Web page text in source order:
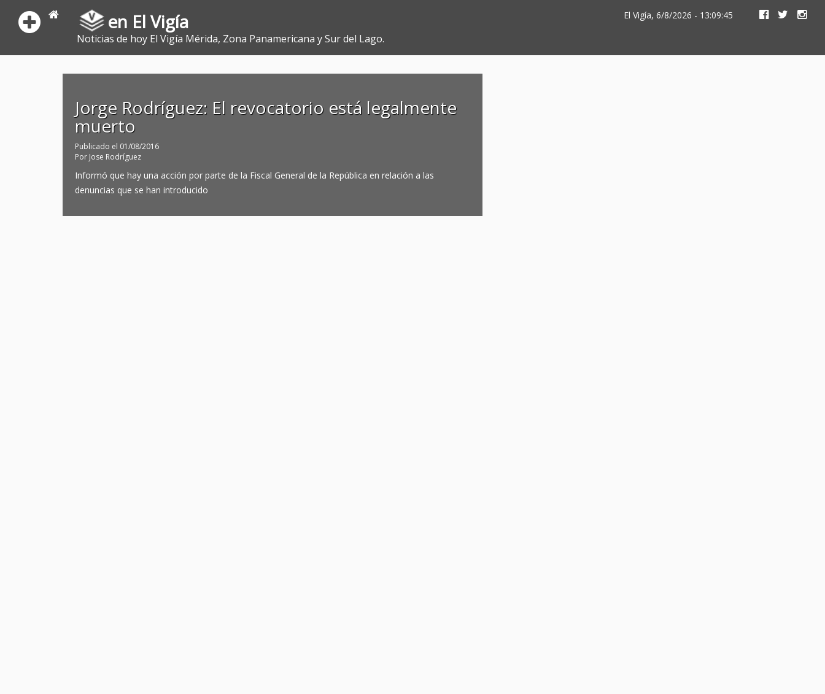
en El Vigía
Noticias de hoy El Vigía Mérida, Zona Panamericana y Sur del Lago.
El Vigía, 6/8/2026 - 13:09:45
Jorge Rodríguez: El revocatorio está legalmente
muerto
Publicado el 01/08/2016
Por Jose Rodríguez
Informó que hay una acción por parte de la Fiscal General de la República en relación a las
denuncias que se han introducido